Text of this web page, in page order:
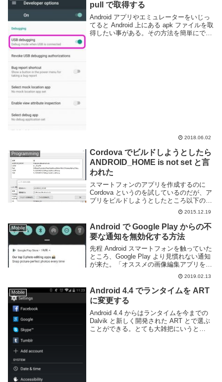
pull で取得する
Android アプリやエミュレーターをいじっ
てると Android 上にある apk ファイルを取
得したい事がある。その方法を簡単にでは
2018.06.02
Programming
Cordova でビルドしようとしたら
ANDROID_HOME is not set と言
われた
スマートフォンのアプリを作成するのに
Cordova というのを試しているのだが、ア
プリをビルドしようとしたところ以下のよ
うなエラーが出た。正確なエラーメッセー
ジはコマンドプロンプトが流れてしまった
ので不明だが、ぐぐって見た感じ多分上記
のよ...
2015.12.19
Mobile
Android で Google Play からの不
要な通知を無効化する方法
先程 Android スマートフォンを触っていた
ところ、Google Play より見慣れない通知
が来た。「オススメの画像編集アプリを紹
介しよう」ということらしい、大変おせっ
かいな通知だ。そんなものは欲しくなった
ときに自分で調べるものであっ...
2019.02.13
Mobile
Android 4.4 でランタイムを ART
に変更する
Android 4.4 からはランタイムを今までの
Dalvik と新しく開発された ART とで選ぶ
ことができる。とても大雑把にいうと